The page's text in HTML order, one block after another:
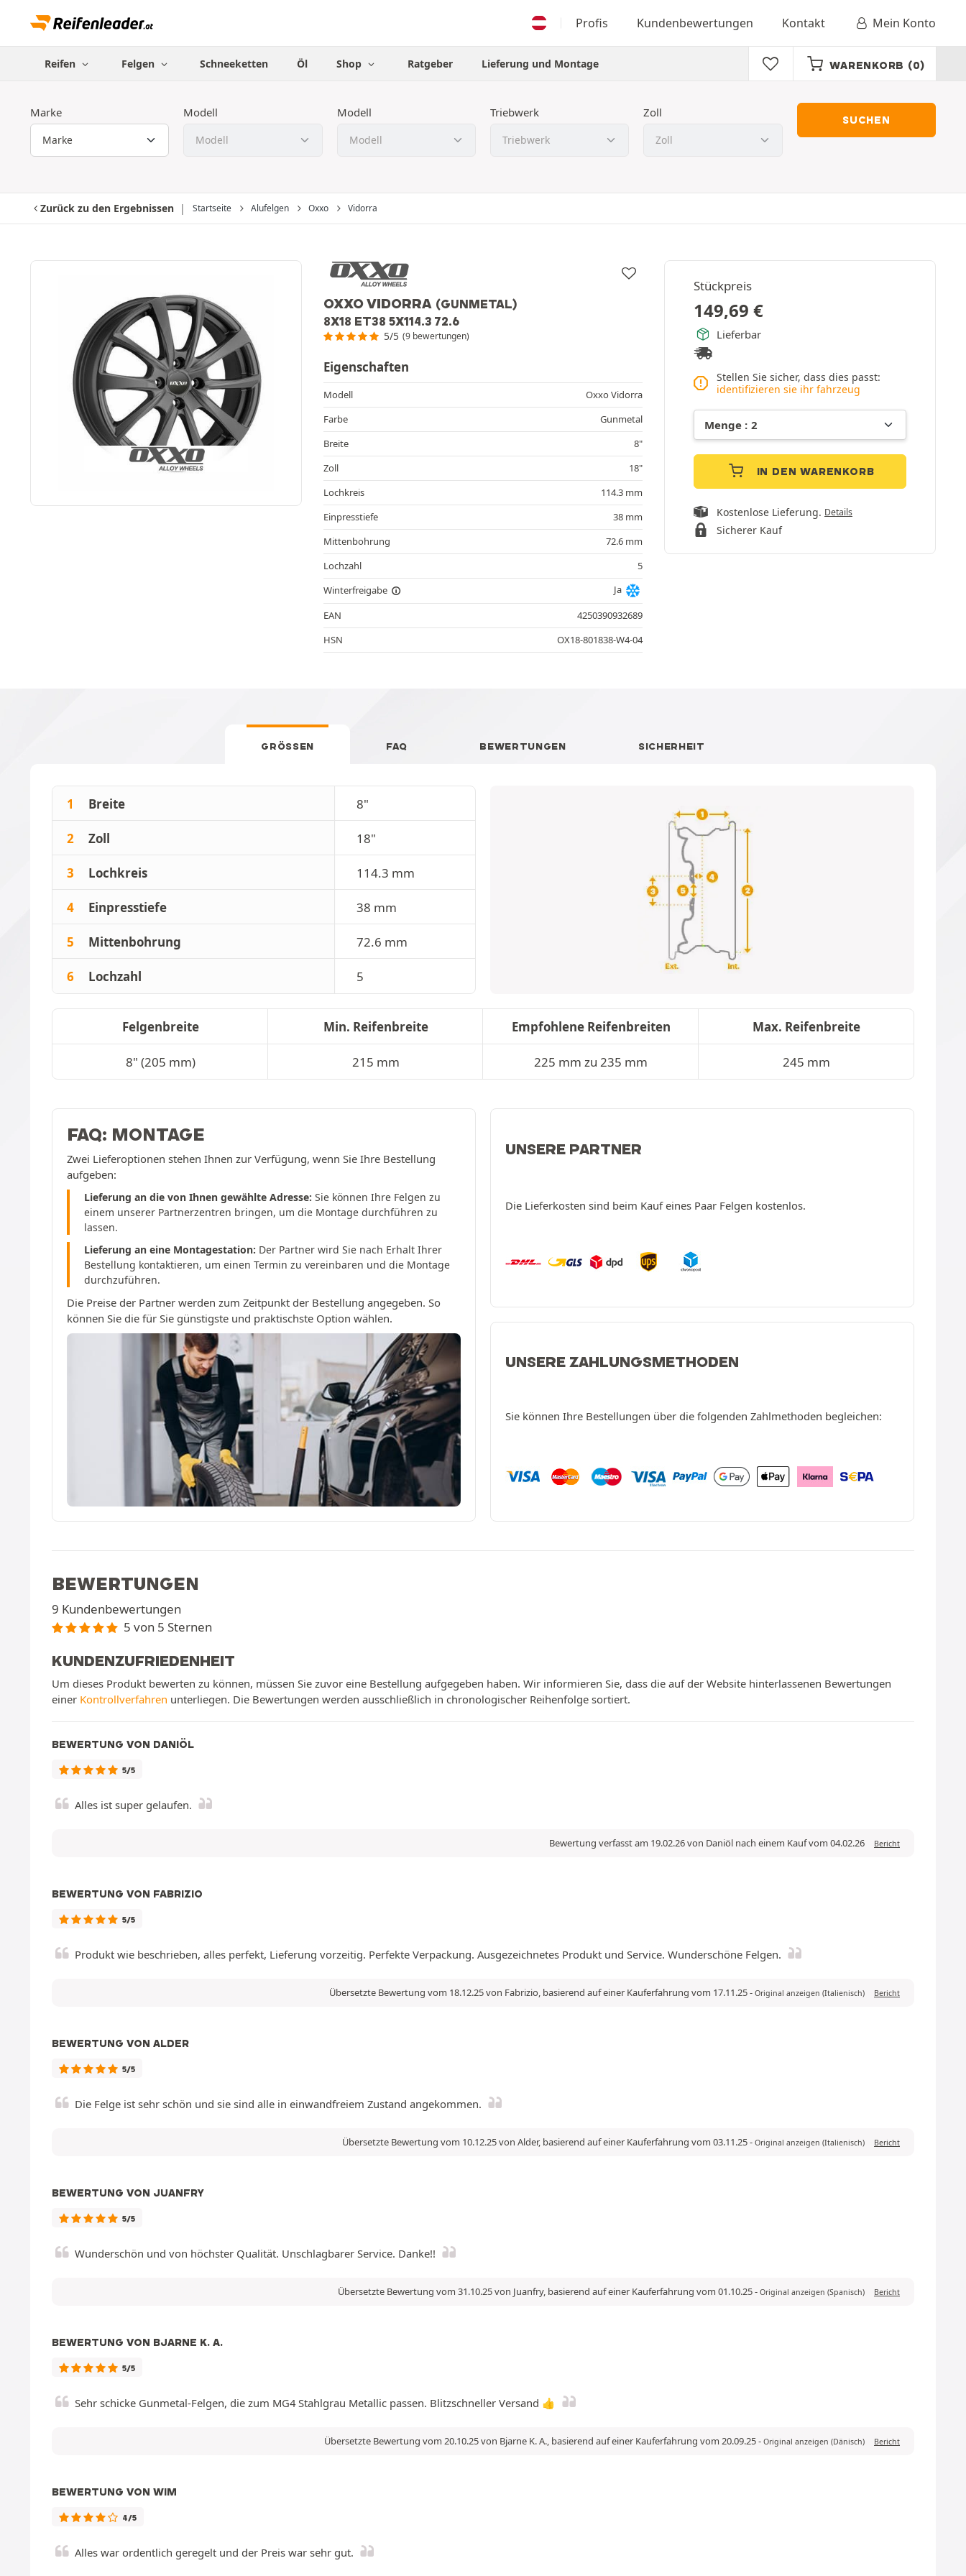
Profis Kundenbewertungen Kontakt Mein Konto
Reifen Felgen Schneeketten Öl Shop Ratgeber Lieferung und Montage WARENKORB (0)
Marke Modell Modell Triebwerk Zoll
SUCHEN
Zurück zu den Ergebnissen Startseite Alufelgen Oxxo Vidorra
OXXO VIDORRA (GUNMETAL)
8X18 ET38 5X114.3 72.6
5/5 (9 bewertungen)
Stückpreis
149,69 €
Lieferbar
Stellen Sie sicher, dass dies passt:
identifizieren sie ihr fahrzeug
IN DEN WARENKORB
Kostenlose Lieferung. Details
Sicherer Kauf
Eigenschaften
Modell
Oxxo Vidorra
Farbe
Gunmetal
Breite
8"
Zoll
18"
Lochkreis
114.3 mm
Einpresstiefe
38 mm
Mittenbohrung
72.6 mm
Lochzahl
5
Winterfreigabe
Ja
EAN
4250390932689
HSN
OX18-801838-W4-04
GRÖSSEN FAQ BEWERTUNGEN SICHERHEIT
1 Breite 8"
2 Zoll 18"
3 Lochkreis 114.3 mm
4 Einpresstiefe 38 mm
5 Mittenbohrung 72.6 mm
6 Lochzahl 5
Felgenbreite
8" (205 mm)
Min. Reifenbreite
215 mm
Empfohlene Reifenbreiten
225 mm zu 235 mm
Max. Reifenbreite
245 mm
FAQ: MONTAGE
Zwei Lieferoptionen stehen Ihnen zur Verfügung, wenn Sie Ihre Bestellung
aufgeben:
Lieferung an die von Ihnen gewählte Adresse: Sie können Ihre Felgen zu
einem unserer Partnerzentren bringen, um die Montage durchführen zu
lassen.
Lieferung an eine Montagestation: Der Partner wird Sie nach Erhalt Ihrer
Bestellung kontaktieren, um einen Termin zu vereinbaren und die Montage
durchzuführen.
Die Preise der Partner werden zum Zeitpunkt der Bestellung angegeben. So
können Sie die für Sie günstigste und praktischste Option wählen.
UNSERE PARTNER
Die Lieferkosten sind beim Kauf eines Paar Felgen kostenlos.
UNSERE ZAHLUNGSMETHODEN
Sie können Ihre Bestellungen über die folgenden Zahlmethoden begleichen:
BEWERTUNGEN
9 Kundenbewertungen
5 von 5 Sternen
KUNDENZUFRIEDENHEIT
Um dieses Produkt bewerten zu können, müssen Sie zuvor eine Bestellung aufgegeben haben. Wir informieren Sie, dass die auf der Website hinterlassenen Bewertungen
einer Kontrollverfahren unterliegen. Die Bewertungen werden ausschließlich in chronologischer Reihenfolge sortiert.
BEWERTUNG VON DANIÖL
5/5
Alles ist super gelaufen.
Bewertung verfasst am 19.02.26 von Daniöl nach einem Kauf vom 04.02.26 Bericht
BEWERTUNG VON FABRIZIO
5/5
Produkt wie beschrieben, alles perfekt, Lieferung vorzeitig. Perfekte Verpackung. Ausgezeichnetes Produkt und Service. Wunderschöne Felgen.
Übersetzte Bewertung vom 18.12.25 von Fabrizio, basierend auf einer Kauferfahrung vom 17.11.25- Original anzeigen (Italienisch) Bericht
BEWERTUNG VON ALDER
5/5
Die Felge ist sehr schön und sie sind alle in einwandfreiem Zustand angekommen.
Übersetzte Bewertung vom 10.12.25 von Alder, basierend auf einer Kauferfahrung vom 03.11.25- Original anzeigen (Italienisch) Bericht
BEWERTUNG VON JUANFRY
5/5
Wunderschön und von höchster Qualität. Unschlagbarer Service. Danke!!
Übersetzte Bewertung vom 31.10.25 von Juanfry, basierend auf einer Kauferfahrung vom 01.10.25- Original anzeigen (Spanisch) Bericht
BEWERTUNG VON BJARNE K. A.
5/5
Sehr schicke Gunmetal-Felgen, die zum MG4 Stahlgrau Metallic passen. Blitzschneller Versand 👍
Übersetzte Bewertung vom 20.10.25 von Bjarne K. A., basierend auf einer Kauferfahrung vom 20.09.25- Original anzeigen (Dänisch) Bericht
BEWERTUNG VON WIM
4/5
Alles war ordentlich geregelt und der Preis war sehr gut.